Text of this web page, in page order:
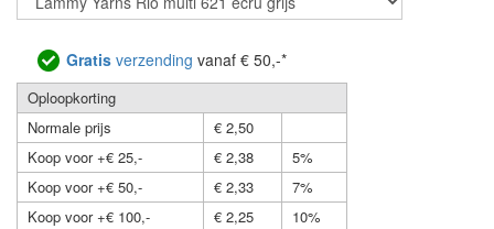
Gratis verzending vanaf € 50,-*
Oploopkorting
Normale prijs
€ 2,50
Koop voor +€ 25,-
€ 2,38
5%
Koop voor +€ 50,-
€ 2,33
7%
Koop voor +€ 100,-
€ 2,25
10%